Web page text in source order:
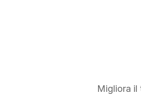
Migliora il